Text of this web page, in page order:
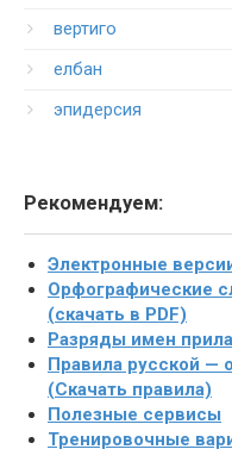
вертиго
елбан
эпидерсия
Рекомендуем:
Электронные
Орфографические
(скачать в PDF)
Разряды имен
Правила русской —
(Скачать правила)
Полезные сервисы
Тренировочные